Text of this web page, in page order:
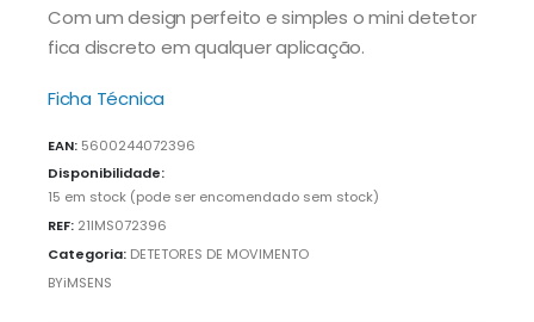
Com um design perfeito e simples o mini detetor
fica discreto em qualquer aplicação.
Ficha Técnica
EAN: 5600244072396
Disponibilidade:
15 em stock (pode ser encomendado sem stock)
REF: 21IMS072396
Categoria: DETETORES DE MOVIMENTO
BYiMSENS